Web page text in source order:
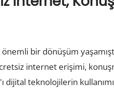
bir dönüşüm
internet erişimi,
dijital teknolojilerin